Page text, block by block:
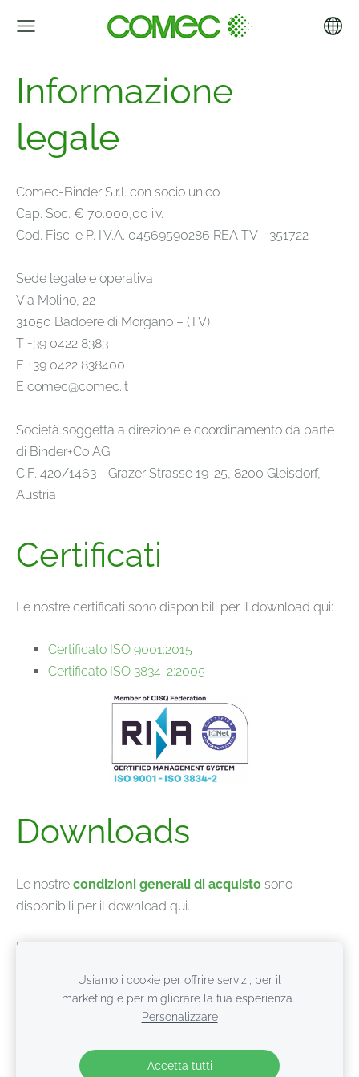
Informazione
legale
Comec-Binder S.r.l. con socio unico
Cap. Soc. € 70.000,00 i.v.
Cod. Fisc. e P. I.V.A. 04569590286 REA TV - 351722
Sede legale e operativa
Via Molino, 22
31050 Badoere di Morgano – (TV)
T +39 0422 8383
F +39 0422 838400
E comec@comec.it
Società soggetta a direzione e coordinamento da parte
di Binder+Co AG
C.F. 420/1463 - Grazer Strasse 19-25, 8200 Gleisdorf,
Austria
Certificati
Le nostre certificati sono disponibili per il download qui:
Certificato ISO 9001:2015
Certificato ISO 3834-2:2005
Downloads
Le nostre condizioni generali di acquisto sono
disponibili per il download qui.
Le nostre condizioni generali di fornitura
Cookie
Usiamo i cookie per offrire servizi, per il
marketing e per migliorare la tua esperienza.
Personalizzare
Accetta tutti